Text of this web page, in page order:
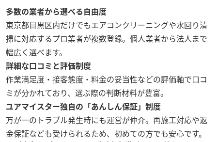
多数の業者から選べる自由度
東京都目黒区内だけでもエアコンクリーニングや水回り清
掃に対応するプロ業者が複数登録。個人業者から法人まで
幅広く選べます。
詳細な口コミと評価制度
作業満足度・接客態度・料金の妥当性などの評価軸で口コ
ミが分かれており、選ぶ際の判断材料が豊富。
ユアマイスター独自の「あんしん保証」制度
万が一のトラブル発生時にも運営が仲介。再施工対応や返
金保証なども受けられるため、初めての方でも安心です。